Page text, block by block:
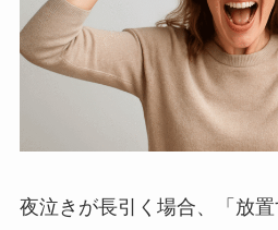
夜泣きが長引く場合、「放